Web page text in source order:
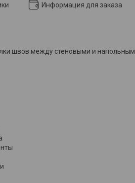
Информация для заказа
швов между стеновыми и